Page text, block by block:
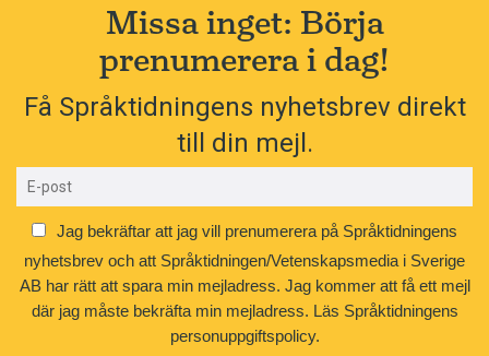
Missa inget: Börja
prenumerera i dag!
Få Språktidningens nyhetsbrev direkt
till din mejl.
Jag bekräftar att jag vill prenumerera på Språktidningens
nyhetsbrev och att Språktidningen/Vetenskapsmedia i Sverige
AB har rätt att spara min mejladress. Jag kommer att få ett mejl
där jag måste bekräfta min mejladress. Läs Språktidningens
personuppgiftspolicy.